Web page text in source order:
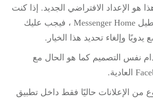
هو الإعداد الافتراضي الجديد. إذا كنت
ترغب في تعطيل Messenger Home ، فيجب عليك
يدويًا وإلغاء تحديد هذا الخيار.
نفس التصميم كما هو الحال مع
من الإعلانات حاليًا فقط داخل تطبيق